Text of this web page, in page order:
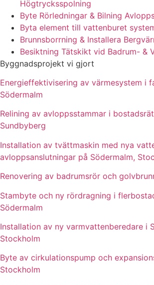
Högtrycksspolning
Byte Rörledningar & Bilning
Byta element till vattenburet
Brunnsborrning & Installera
Besiktning Tätskikt vid Badrum- &
Byggnadsprojekt vi gjort
Energieffektivisering av värmesystem i
Södermalm
Relining av avloppsstammar i
Sundbyberg
Installation av tvättmaskin med nya
avloppsanslutningar på Södermalm,
Renovering av badrumsrör och
Stambyte och ny rördragning i
Södermalm
Installation av ny varmvattenberedare i
Stockholm
Byte av cirkulationspump och
Stockholm